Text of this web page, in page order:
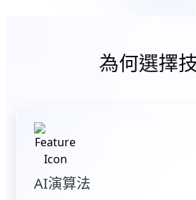
為何選擇
AI演算法